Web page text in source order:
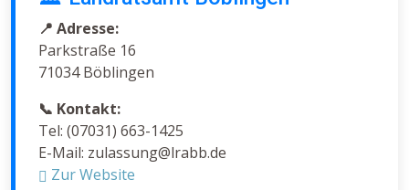
📍 Adresse:
Parkstraße 16
71034 Böblingen
📞 Kontakt:
Tel: (07031) 663-1425
E-Mail: zulassung@lrabb.de
Zur Website